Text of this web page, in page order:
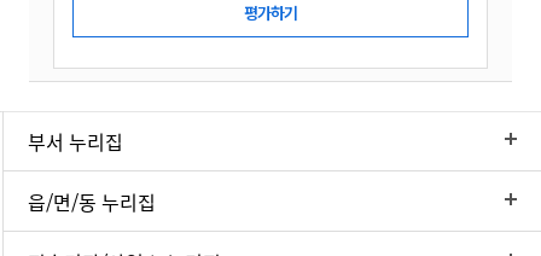
부서 누리집
읍/면/동 누리집